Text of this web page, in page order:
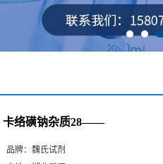
卡络磺钠杂质28——
品牌： 魏氏试剂